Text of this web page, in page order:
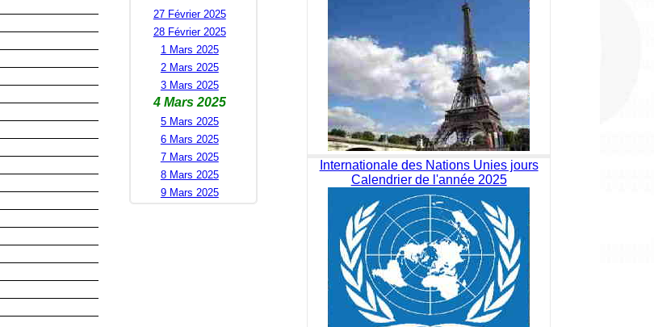
27 Février 2025
28 Février 2025
1 Mars 2025
2 Mars 2025
3 Mars 2025
4 Mars 2025
5 Mars 2025
6 Mars 2025
7 Mars 2025
8 Mars 2025
9 Mars 2025
Internationale des Nations Unies jours
Calendrier de l'année 2025